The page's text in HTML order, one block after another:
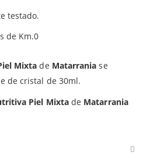
testado.
de Km.0
Mixta de Matarrania se
de cristal de 30ml.
Piel Mixtade Matarrania